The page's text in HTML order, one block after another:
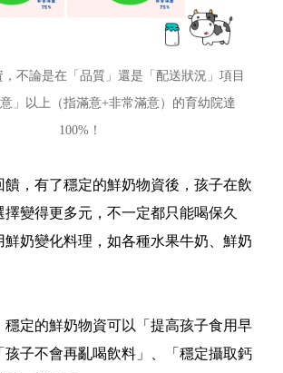
不論是在「品質」還是「配送狀況」項目
」以上（指滿意+非常滿意）的育幼院達
100%！
饋，有了穩定的鮮奶物資後，孩子在飲
變得更多元，不一定都只能喝保久
鮮奶變化料理，如各種水果牛奶、鮮奶
穩定的鮮奶物資可以「提高孩子食用早
孩子不會再亂喝飲料」、「穩定攝取鈣